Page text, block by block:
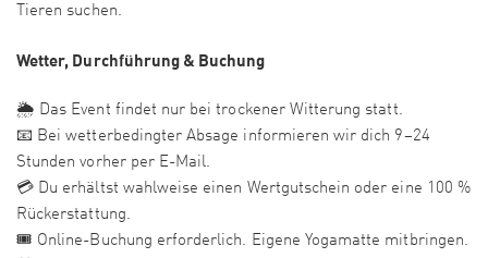
Tieren suchen.
Wetter, Durchführung & Buchung
🌦️ Das Event findet nur bei trockener Witterung statt.
📧 Bei wetterbedingter Absage informieren wir dich 9–24
Stunden vorher per E-Mail.
💳 Du erhältst wahlweise einen Wertgutschein oder eine 100 %
Rückerstattung.
🎟️ Online-Buchung erforderlich. Eigene Yogamatte mitbringen.